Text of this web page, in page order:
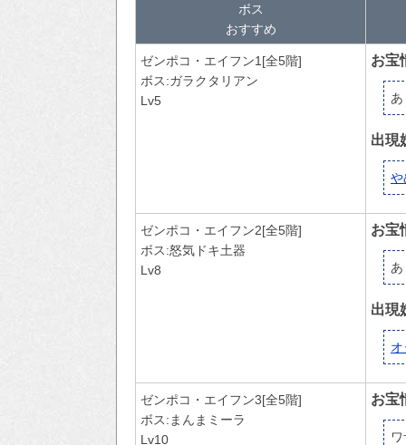
ボス
おすすめ
ゼンポコ・エイフン1[全5階]
ボス:ガラクタリアン
Lv5
お宝
出現
や
ゼンポコ・エイフン2[全5階]
ボス:怒気ドキ土器
Lv8
お宝
出現
ゼンポコ・エイフン3[全5階]
ボス:まんまミーラ
Lv10
お宝